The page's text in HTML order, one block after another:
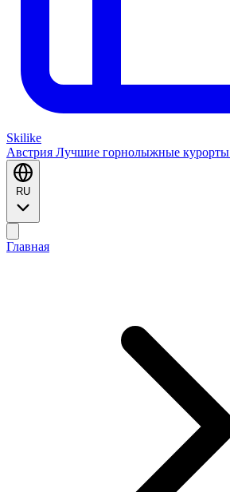
Skilike
Австрия Лучшие горнолыжные курорты
RU
Главная